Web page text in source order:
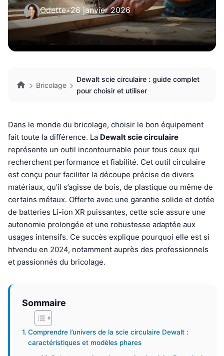
Odette•26 janvier 2026
Bricolage
Dewalt scie circulaire : guide complet
pour choisir et utiliser
Dans le monde du bricolage, choisir le bon équipement
fait toute la différence. La Dewalt scie circulaire
représente un outil incontournable pour tous ceux qui
recherchent performance et fiabilité. Cet outil circulaire
est conçu pour faciliter la découpe précise de divers
matériaux, qu’il s’agisse de bois, de plastique ou même de
certains métaux. Offerte avec une garantie solide et dotée
de batteries Li-ion XR puissantes, cette scie assure une
autonomie prolongée et une robustesse adaptée aux
usages intensifs. Ce succès explique pourquoi elle est si
htvendu en 2024, notamment auprès des professionnels
et passionnés du bricolage.
Sommaire
Comprendre l’univers de la scie circulaire Dewalt :
caractéristiques et modèles phares